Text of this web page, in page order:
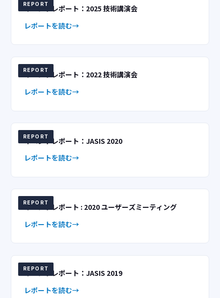
REPORT
イベントレポート：2025 技術講演会
レポートを読む
REPORT
イベントレポート：2022 技術講演会
レポートを読む
REPORT
イベントレポート：JASIS 2020
レポートを読む
REPORT
イベントレポート : 2020 ユーザーズミーティング
レポートを読む
REPORT
イベントレポート：JASIS 2019
レポートを読む